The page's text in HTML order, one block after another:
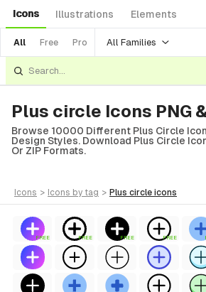
Icons Illustrations Elements
All Free Pro All Families
Plus circle Icons PNG
Browse 10000 Different Plus Circle
Design Styles. Download Plus Circle
Or ZIP Formats.
icons > icons by tag > plus circle icons
FREE FREE FREE FREE